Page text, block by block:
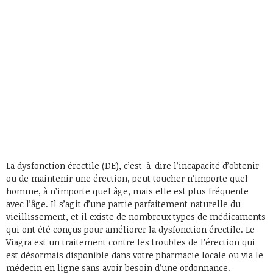
La dysfonction érectile (DE), c’est-à-dire l’incapacité d’obtenir
ou de maintenir une érection, peut toucher n’importe quel
homme, à n’importe quel âge, mais elle est plus fréquente
avec l’âge. Il s’agit d’une partie parfaitement naturelle du
vieillissement, et il existe de nombreux types de médicaments
qui ont été conçus pour améliorer la dysfonction érectile. Le
Viagra est un traitement contre les troubles de l’érection qui
est désormais disponible dans votre pharmacie locale ou via le
médecin en ligne sans avoir besoin d’une ordonnance.